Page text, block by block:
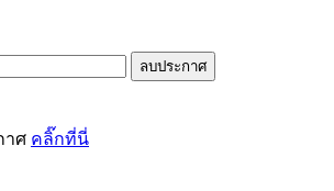
าศ คลิ๊กที่นี่